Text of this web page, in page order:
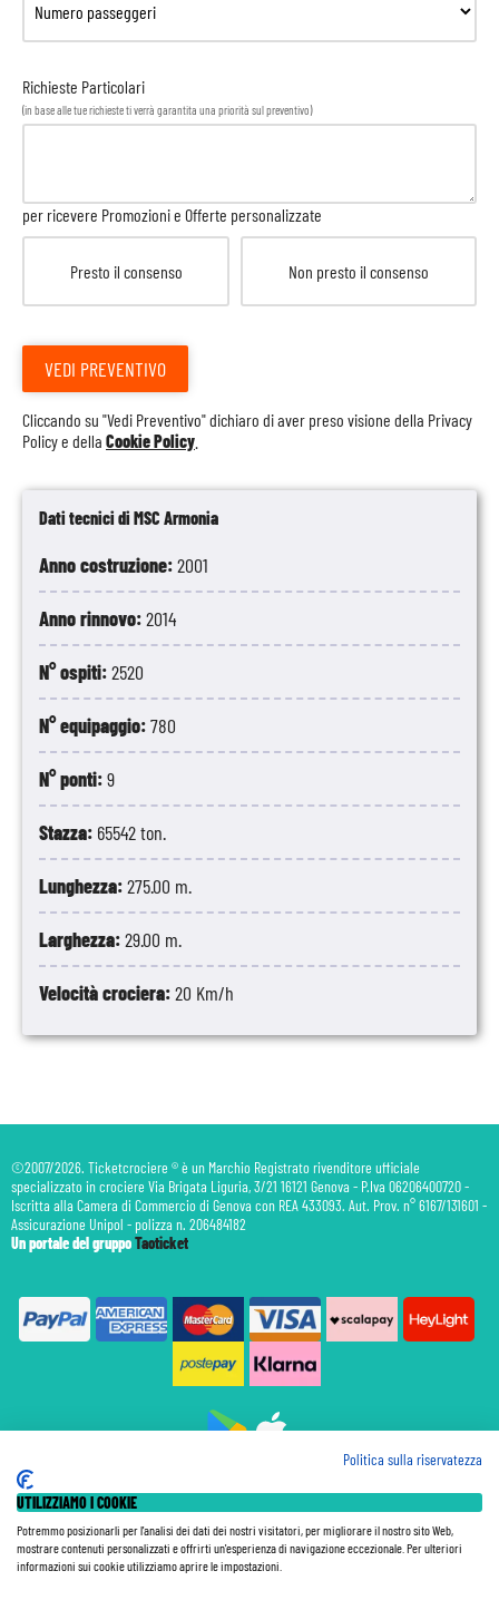
Dati tecnici di MSC Armonia
Anno costruzione:2001
Anno rinnovo:2014
N° ospiti:2520
N° equipaggio:780
N° ponti:9
Stazza: 65542 ton.
Lunghezza:275.00 m.
Larghezza:29.00 m.
Velocità crociera:20 Km/h
Richieste Particolari
(in base alle tue richieste ti verrà garantita una priorità sul preventivo)
per ricevere Promozioni e Offerte personalizzate
Presto il consenso Non presto il consenso
VEDI PREVENTIVO
Cliccando su "Vedi Preventivo" dichiaro di aver preso visione della Privacy
Policye della Cookie Policy
©2007/2026. Ticketcrociere ® è un Marchio Registrato rivenditore ufficiale
specializzato in crociere Via Brigata Liguria, 3/21 16121 Genova - P.Iva 06206400720 -
Iscritta alla Camera di Commercio di Genova con REA 433093. Aut. Prov. n° 6167/131601 -
Assicurazione Unipol - polizza n. 206484182
Un portale del gruppoTaoticket
Assicurazione
Le Tariffe pubblicate si intendono per persona (p.p.) con Tasse e Diritti Portuali inclusi. Le quote di
Politica sulla riservatezza
UTILIZZIAMO I COOKIE
Potremmo posizionarli per l'analisi dei dati dei nostri visitatori, per migliorare il nostro sito Web,
mostrare contenuti personalizzati e offrirti un'esperienza di navigazione eccezionale. Per ulteriori
informazioni sui cookie utilizziamo aprire le impostazioni.